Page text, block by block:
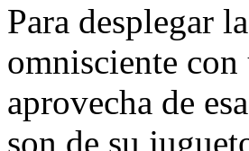
Para desplegar
omnisciente
aprovecha de
son de su